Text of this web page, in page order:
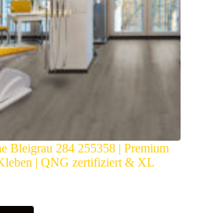
Bleigrau 284 255358 | Premium
| QNG zertifiziert & XL